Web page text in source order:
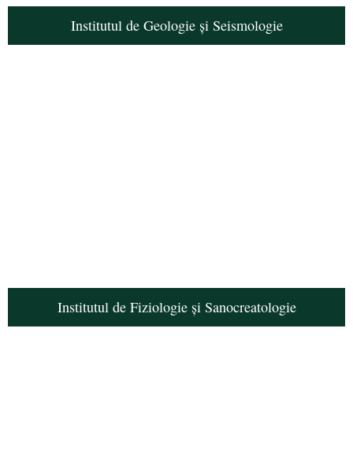
Institutul de Geologie și Seismologie
Institutul de Fiziologie și Sanocreatologie